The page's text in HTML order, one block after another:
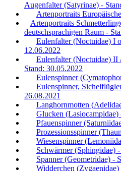
Augenfalter (Satyrinae) -
Artenportraits
Artenportraits
deutschsprachigen Raum -
Eulenfalter (Noctuidae) I
12.06.2022
Eulenfalter (Noctuidae) II
Stand: 30.05.2022
Eulenspinner
Eulenspinner,
26.08.2021
Langhornmotten
Glucken (Lasiocampidae)
Pfauenspinner
Prozessionsspinner
Wiesenspinner
Schwärmer (Sphingidae)
Spanner (Geometridae) -
Widderchen